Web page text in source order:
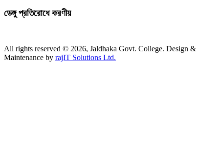
ডেঙ্গু প্রতিরোধে করণীয়
All rights reserved © 2026, Jaldhaka Govt. College. Design &
Maintenance by rajIT Solutions Ltd.